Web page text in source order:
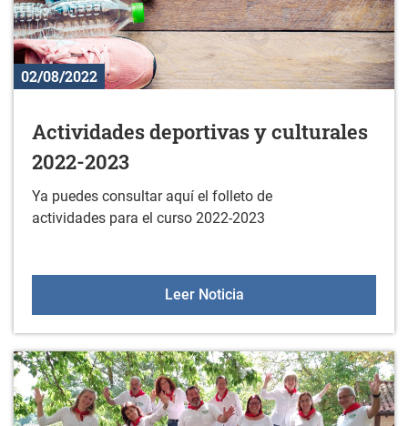
02/08/2022
Actividades deportivas y culturales
2022-2023
Ya puedes consultar aquí el folleto de
actividades para el curso 2022-2023
Leer NoticiaActividades deportivas